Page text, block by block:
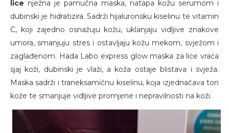
lice nježna je pamučna maska, natapa kožu serumom i
dubinski je hidratizira. Sadrži hijaluronsku kiselinu te vitamin
C, koji zajedno osnažuju kožu, uklanjaju vidljive znakove
umora, smanjuju stres i ostavljaju kožu mekom, svježom i
zaglađenom. Hada Labo express glow maska za lice vraća
sjaj koži, dubinski je vlaži, a koža ostaje blistava i svježa.
Maska sadrži i traneksamičnu kiselinu, koja izjednačava ton
kože te smanjuje vidljive promjene i nepravilnosti na koži.